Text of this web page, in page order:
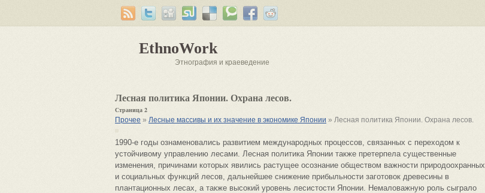
EthnoWork
Этнография и краеведение
Лесная политика Японии. Охрана лесов.
Страница 2
Прочее » Лесные массивы и их значение в экономике Японии » Лесная политика Японии. Охрана лесов.
1990-е годы ознаменовались развитием международных процессов, связанных с переходом к
устойчивому управлению лесами. Лесная политика Японии также претерпела существенные
изменения, причинами которых явились растущее осознание обществом важности природоохранных
и социальных функций лесов, дальнейшее снижение прибыльности заготовок древесины в
плантационных лесах, а также высокий уровень лесистости Японии. Немаловажную роль сыграло